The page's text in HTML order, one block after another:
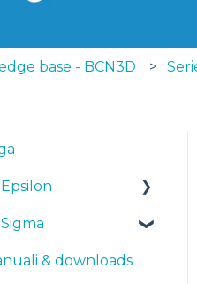
base - BCN3D
& Downloads
passi& downloads